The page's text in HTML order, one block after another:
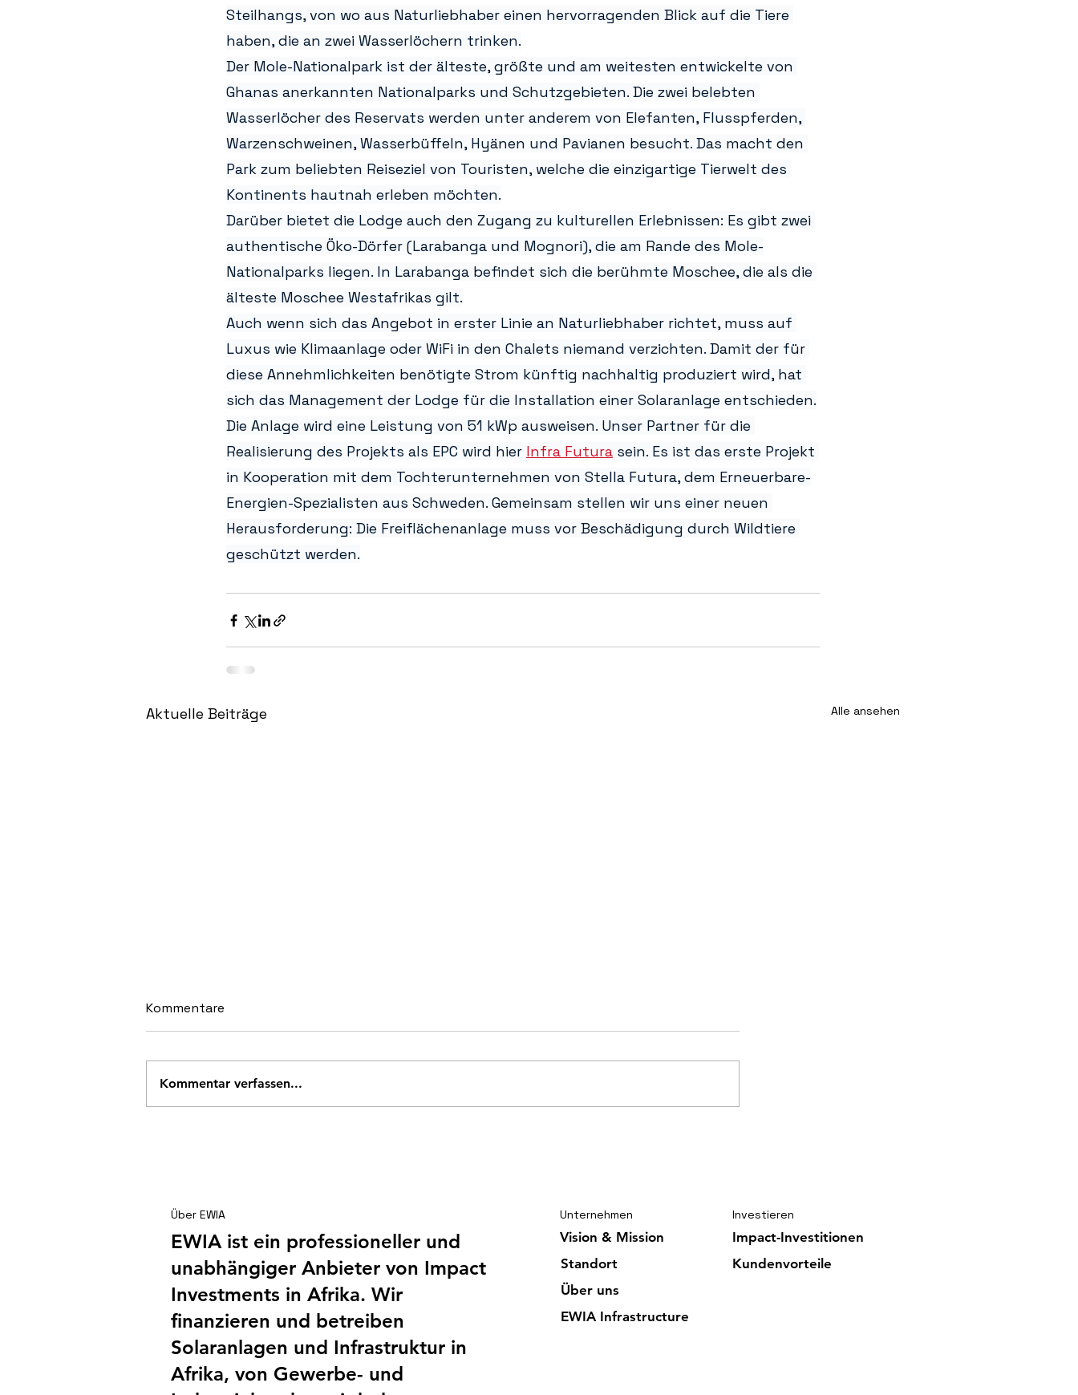
Steilhangs, von wo aus Naturliebhaber einen hervorragenden Blick auf die Tiere
haben, die an zwei Wasserlöchern trinken.
Der Mole-Nationalpark ist der älteste, größte und am weitesten entwickelte von
Ghanas anerkannten Nationalparks und Schutzgebieten. Die zwei belebten
Wasserlöcher des Reservats werden unter anderem von Elefanten, Flusspferden,
Warzenschweinen, Wasserbüffeln, Hyänen und Pavianen besucht. Das macht den
Park zum beliebten Reiseziel von Touristen, welche die einzigartige Tierwelt des
Kontinents hautnah erleben möchten.
Darüber bietet die Lodge auch den Zugang zu kulturellen Erlebnissen: Es gibt zwei
authentische Öko-Dörfer (Larabanga und Mognori), die am Rande des Mole-
Nationalparks liegen. In Larabanga befindet sich die berühmte Moschee, die als die
älteste Moschee Westafrikas gilt.
Auch wenn sich das Angebot in erster Linie an Naturliebhaber richtet, muss auf
Luxus wie Klimaanlage oder WiFi in den Chalets niemand verzichten. Damit der für
diese Annehmlichkeiten benötigte Strom künftig nachhaltig produziert wird, hat
sich das Management der Lodge für die Installation einer Solaranlage entschieden.
Die Anlage wird eine Leistung von 51 kWp ausweisen. Unser Partner für die
Realisierung des Projekts als EPC wird hier Infra Futura sein. Es ist das erste Projekt
in Kooperation mit dem Tochterunternehmen von Stella Futura, dem Erneuerbare-
Energien-Spezialisten aus Schweden. Gemeinsam stellen wir uns einer neuen
Herausforderung: Die Freiflächenanlage muss vor Beschädigung durch Wildtiere
geschützt werden.
Aktuelle Beiträge Alle ansehen
Kommentare
Kommentar verfassen...
Über EWIA
EWIA ist ein professioneller und
unabhängiger Anbieter von Impact
Investments in Afrika. Wir
finanzieren und betreiben
Solaranlagen und Infrastruktur in
Afrika, von Gewerbe- und
Unternehmen
Vision & Mission
Standort
Investieren
Impact-Investitionen
Kundenvorteile
Über uns
EWIA Infrastructure